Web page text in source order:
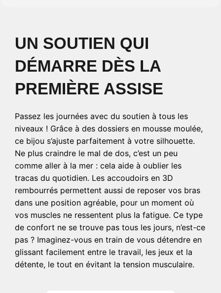
UN SOUTIEN QUI
DÉMARRE DÈS LA
PREMIÈRE ASSISE
Passez les journées avec du soutien à tous les
niveaux ! Grâce à des dossiers en mousse moulée,
ce bijou s’ajuste parfaitement à votre silhouette.
Ne plus craindre le mal de dos, c’est un peu
comme aller à la mer : cela aide à oublier les
tracas du quotidien. Les accoudoirs en 3D
rembourrés permettent aussi de reposer vos bras
dans une position agréable, pour un moment où
vos muscles ne ressentent plus la fatigue. Ce type
de confort ne se trouve pas tous les jours, n’est-ce
pas ? Imaginez-vous en train de vous détendre en
glissant facilement entre le travail, les jeux et la
détente, le tout en évitant la tension musculaire.